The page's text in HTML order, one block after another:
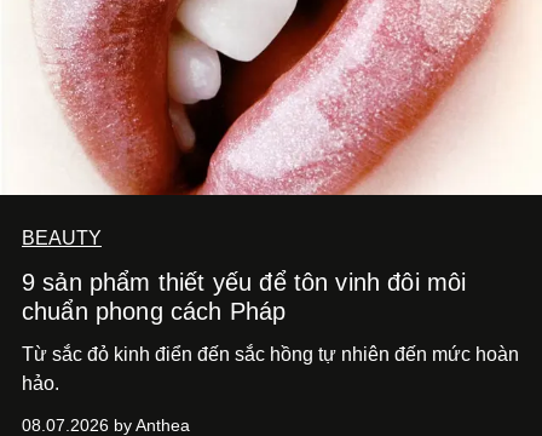
BEAUTY
9 sản phẩm thiết yếu để tôn vinh đôi môi
chuẩn phong cách Pháp
Từ sắc đỏ kinh điển đến sắc hồng tự nhiên đến mức hoàn
hảo.
08.07.2026 by Anthea